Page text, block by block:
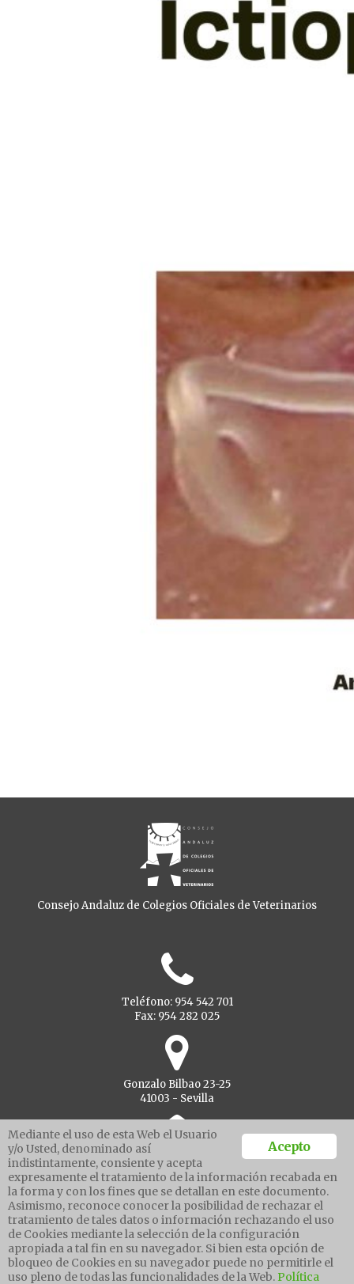
Consejo Andaluz de Colegios Oficiales de Veterinarios
Teléfono: 954 542 701
Fax: 954 282 025
Gonzalo Bilbao 23-25
41003 - Sevilla
Ventanilla unica
Aviso legal
Política de protección de datos
Política cookies
Canal de denuncias
Acepto
Mediante el uso de esta Web el Usuario
y/o Usted, denominado así
indistintamente, consiente y acepta
expresamente el tratamiento de la información recabada en
la forma y con los fines que se detallan en este documento.
Asimismo, reconoce conocer la posibilidad de rechazar el
tratamiento de tales datos o información rechazando el uso
de Cookies mediante la selección de la configuración
apropiada a tal fin en su navegador. Si bien esta opción de
bloqueo de Cookies en su navegador puede no permitirle el
uso pleno de todas las funcionalidades de la Web. Política